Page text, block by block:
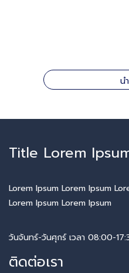
น
Title Lorem
Lorem Ipsum Lorem Ipsum
Lorem Ipsum Lorem Ipsum
วันจันทร์-วันศุกร์ เวลา 08:00-
ติดต่อเรา